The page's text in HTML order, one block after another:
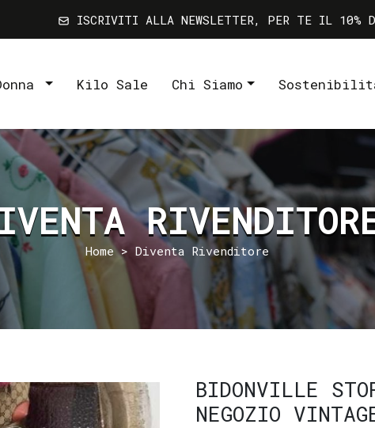
ISCRIVITI ALLA NEWSLETTER, PER TE IL 10%
Kilo Sale Chi Siamo
Home> Diventa Rivenditore
BIDONVILLE
NEGOZIO